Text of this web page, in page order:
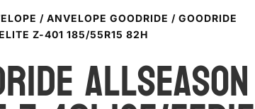
/ ANVELOPE GOODRIDE / GOODRIDE
Z-401 185/55R15 82H
ALLSEASON